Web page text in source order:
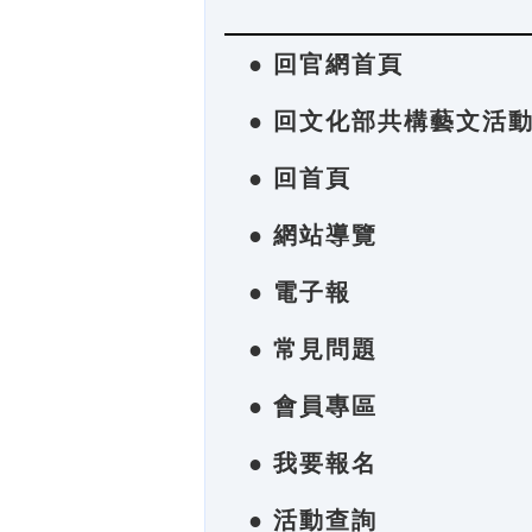
● 回官網首頁
● 回文化部共構藝文活
● 回首頁
● 網站導覽
● 電子報
● 常見問題
● 會員專區
● 我要報名
● 活動查詢